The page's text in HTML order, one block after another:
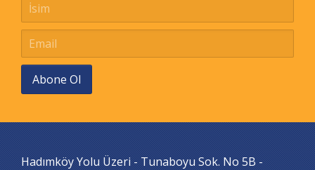
Abone Ol
Hadımköy Yolu Üzeri - Tunaboyu Sok. No 5B -